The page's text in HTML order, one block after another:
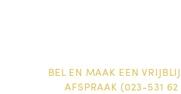
BEL EN MAAK EEN
AFSPRAAK (023-531